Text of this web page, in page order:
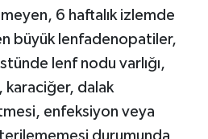
6 haftalık izlemde
büyük lenfadenopatiler,
lenf nodu varlığı,
karaciğer, dalak
enfeksiyon veya
durumunda